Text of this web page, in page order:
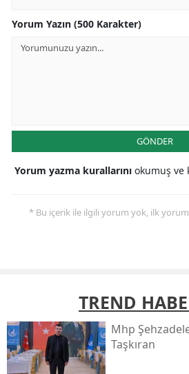
Yorum Yazın (500 Karakter)
GÖNDER
Yorum yazma kurallarını okumuş ve
* Bu içerik ile ilgili yorum yok, ilk
TREND
Mhp
Taşkıran